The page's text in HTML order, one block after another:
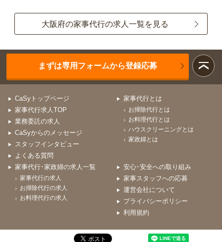
大阪府の家事代行の求人一覧を見る
まずは専用フォームから登録応募
CaSyトップページ
家事代行求人TOP
業務委託の求人
CaSyからのメッセージ
スタッフインタビュー
よくある質問
家事代行とは
お掃除代行とは
お料理代行とは
ハウスクリーニングとは
家政婦とは
家事代行･家政婦の求人一覧
家事代行の求人
お掃除代行の求人
お料理代行の求人
安心･安全への取り組み
家事スタッフへの応募
運営会社について
プライバシーポリシー
利用規約